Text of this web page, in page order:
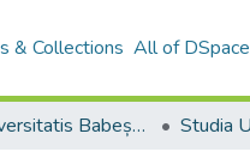
& Collections All of DSpace
Studia Universitatis Babeș-Bolyai Collection